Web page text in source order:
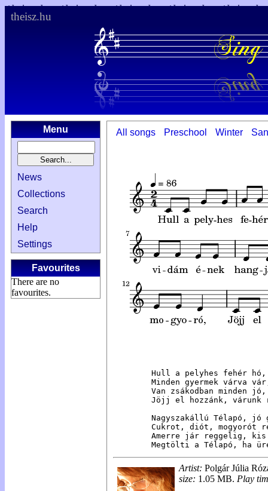
theisz.hu
Menu
News
Collections
Search
Help
Settings
Favourites
There are no
favourites.
All songs Preschool Winter
Hull a pelyhes fehér
Minden gyermek várva
Van zsákodban minden
Jöjj el hozzánk, várunk
Nagyszakállú Télapó, jó
Cukrot, diót, mogyorót
Amerre jár reggelig, kis
Megtölti a Télapó, ha
Artist: Polgár Júlia
size: 1.05 MB. Play